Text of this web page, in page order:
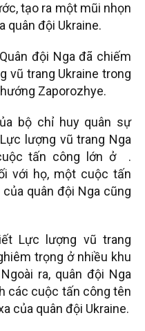
tạo ra một mũi nhọn
quân đội Ukraine.
đội Nga đã chiếm
vũ trang Ukraine trong
Zaporozhye.
bộ chỉ huy quân sự
lượng vũ trang Nga
tấn công lớn ở .
với họ, một cuộc tấn
quân đội Nga cũng
Lực lượng vũ trang
trọng ở nhiều khu
ra, quân đội Nga
các cuộc tấn công tên
của quân đội Ukraine.